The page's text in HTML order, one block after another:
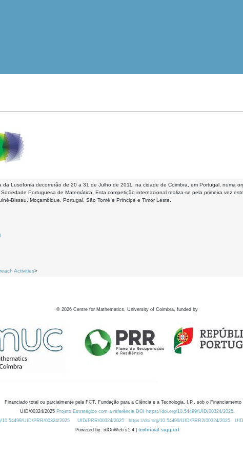
da Lusofonia decorrerão de 20 a 31 de Julho de 2011, na cidade de Coimbra, em Portugal, numa
Portuguesa de Matemática. Esta competição internacional realiza-se pela primeira vez
Bissau, Moçambique, Portugal, São Tomé e Príncipe e Timor Leste.
Activities>
© 2026 Centre for Mathematics, University of Coimbra, funded by
Financiado total ou parcialmente pela FCT, Fundação para a Ciência e a Tecnologia, I.P., sob o Financiamento
UID/00324/2025 Projeto Estratégico com a referência DOI https://doi.org/10.54499/UID/00324/2025.
10.54499/UID/PRR/00324/2025
UID/PRR/00324/2025 https://doi.org/10.54499/UID/PRR2/00324/2025
Powered by: rdOnWeb v1.4 | technical support